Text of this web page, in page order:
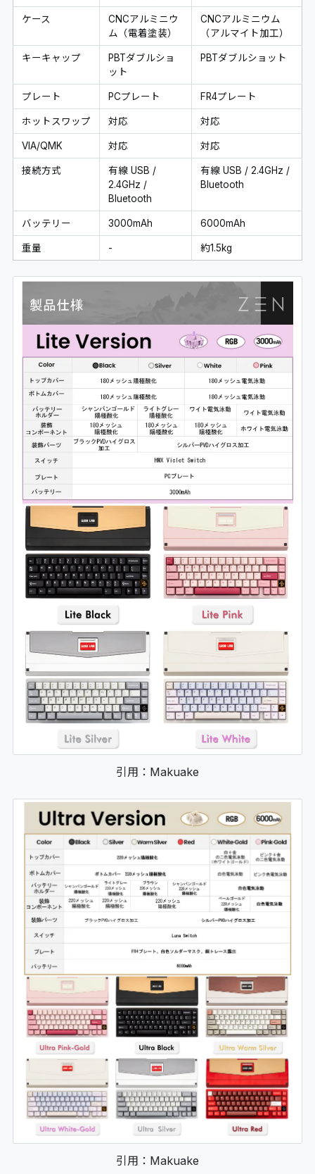
ケース
CNCアルミニウ
ム（電着塗装）
CNCアルミニウム
（アルマイト加工）
キーキャップ
PBTダブルショ
ット
PBTダブルショット
プレート PCプレート FR4プレート
ホットスワップ 対応 対応
VIA/QMK 対応 対応
接続方式
有線 USB /
2.4GHz /
Bluetooth
有線 USB / 2.4GHz /
Bluetooth
バッテリー 3000mAh 6000mAh
重量 - 約1.5kg
引用：Makuake
引用：Makuake